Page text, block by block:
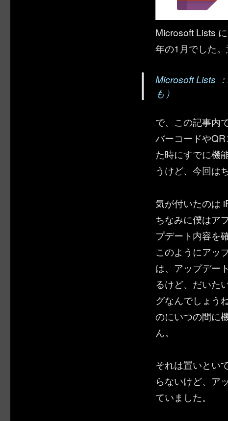
Microsoft Lists
年の1月でした。
Microsoft Lists
も）
で、この記事内
バーコードや
た時にすでに機
うけど、今回は
気が付いたのは
ちなみに僕はア
プデート内容を
このようにアッ
は、アップデー
るけど、だいた
グなんでしょう
のにいつの間に
ん。
それは置いとい
らないけど、ア
ていました。